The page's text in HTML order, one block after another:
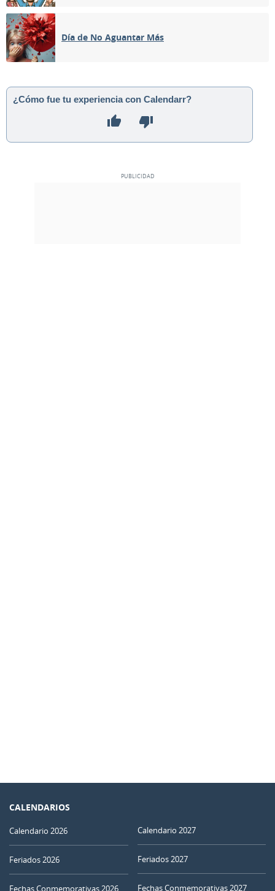
Día de No Aguantar Más
¿Cómo fue tu experiencia con Calendarr?
CALENDARIOS
Calendario 2026
Feriados 2026
Fechas Conmemorativas 2026
Calendario 2027
Feriados 2027
Fechas Conmemorativas 2027